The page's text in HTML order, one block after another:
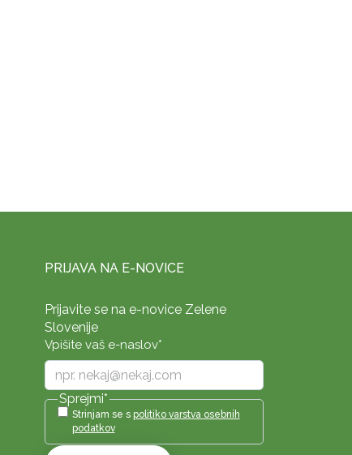
PRIJAVA NA E-NOVICE
Prijavite se na e-novice Zelene
Slovenije
Vpišite vaš e-naslov*
Sprejmi*
Strinjam se s politiko varstva osebnih
podatkov